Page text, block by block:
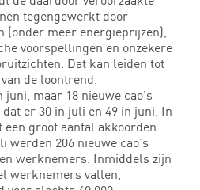
tegengewerkt door
(onder meer energieprijzen),
voorspellingen en onzekere
Dat kan leiden tot
de loontrend.
maar 18 nieuwe cao’s
er 30 in juli en 49 in juni. In
groot aantal akkoorden
werden 206 nieuwe cao’s
werknemers. Inmiddels zijn
werknemers vallen,